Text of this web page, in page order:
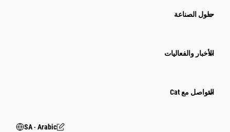
حلول الصناعة
الأخبار والفعاليات
التواصل مع Cat
SA ‧ Arabic